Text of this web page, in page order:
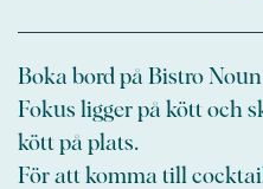
Boka bord på Bistro
Fokus ligger på kött och
kött på plats.
För att komma till